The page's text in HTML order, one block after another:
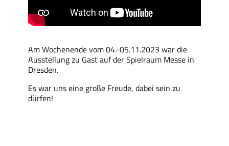
Am Wochenende vom 04.-05.11.2023 war die
Ausstellung zu Gast auf der Spielraum Messe in
Dresden.
Es war uns eine große Freude, dabei sein zu
dürfen!